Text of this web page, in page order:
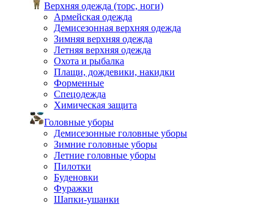
Верхняя одежда (торс, ноги)
Армейская одежда
Демисезонная верхняя одежда
Зимняя верхняя одежда
Летняя верхняя одежда
Охота и рыбалка
Плащи, дождевики, накидки
Форменные
Спецодежда
Химическая защита
Головные уборы
Демисезонные головные уборы
Зимние головные уборы
Летние головные уборы
Пилотки
Буденовки
Фуражки
Шапки-ушанки